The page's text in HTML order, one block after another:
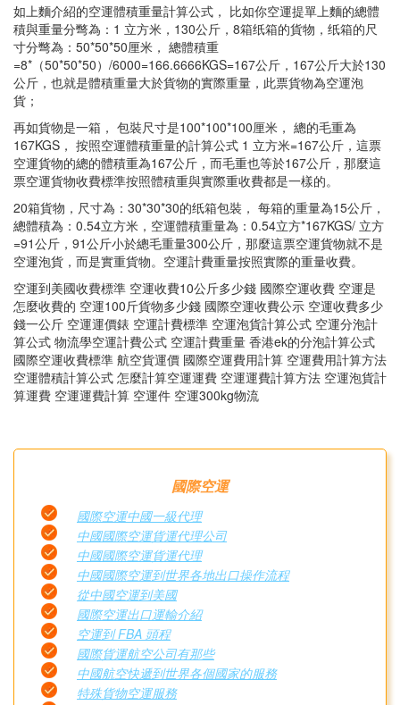
如上麵介紹的空運體積重量計算公式， 比如你空運提單上麵的總體
積與重量分彆為：1 立方米，130公斤，8箱纸箱的貨物，纸箱的尺
寸分彆為：50*50*50厘米， 總體積重
=8*（50*50*50）/6000=166.6666KGS=167公斤，167公斤大於130
公斤，也就是體積重量大於貨物的實際重量，此票貨物為空運泡
貨；
再如貨物是一箱， 包裝尺寸是100*100*100厘米， 總的毛重為
167KGS， 按照空運體積重量的計算公式 1 立方米=167公斤，這票
空運貨物的總的體積重為167公斤，而毛重也等於167公斤，那麼這
票空運貨物收費標準按照體積重與實際重收費都是一樣的。
20箱貨物，尺寸為：30*30*30的纸箱包裝， 每箱的重量為15公斤，
總體積為：0.54立方米，空運體積重量為：0.54立方*167KGS/ 立方
=91公斤，91公斤小於總毛重量300公斤，那麼這票空運貨物就不是
空運泡貨，而是實重貨物。空運計費重量按照實際的重量收費。
空運到美國收費標準 空運收費10公斤多少錢 國際空運收費 空運是
怎麼收費的 空運100斤貨物多少錢 國際空運收費公示 空運收費多少
錢一公斤 空運運價錶 空運計費標準 空運泡貨計算公式 空運分泡計
算公式 物流學空運計費公式 空運計費重量 香港ek的分泡計算公式
國際空運收費標準 航空貨運價 國際空運費用計算 空運費用計算方法
空運體積計算公式 怎麼計算空運運費 空運運費計算方法 空運泡貨計
算運費 空運運費計算 空運件 空運300kg物流
國際空運
國際空運中國一級代理
中國國際空運貨運代理公司
中國國際空運貨運代理
中國國際空運到世界各地出口操作流程
從中國空運到美國
國際空運出口運輸介紹
空運到 FBA 頭程
國際貨運航空公司有那些
中國航空快遞到世界各個國家的服務
特殊貨物空運服務